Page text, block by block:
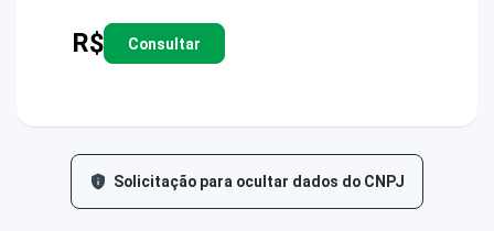
R$ Consultar
Solicitação para ocultar dados do CNPJ